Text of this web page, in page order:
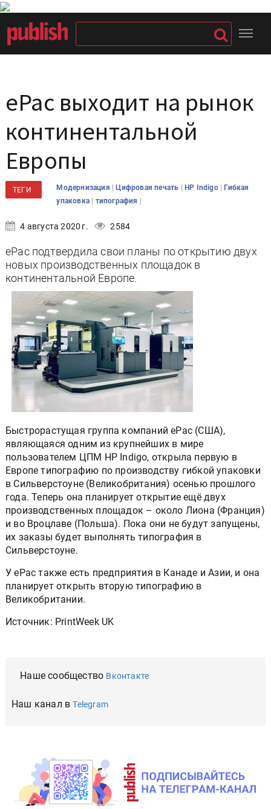
ePac выходит на рынок
континентальной
Европы
ТЕГИ Модернизация |Цифровая печать |HP Indigo |Гибкая
упаковка | типография |
4 августа 2020 г. 2584
ePac подтвердила свои планы по открытию двух
новых производственных площадок в
континентальной Европе.
Быстрорастущая группа компаний ePac (США),
являющаяся одним из крупнейших в мире
пользователем ЦПМ HP Indigo, открыла первую в
Европе типографию по производству гибкой упаковки
в Сильверстоуне (Великобритания) осенью прошлого
года. Теперь она планирует открытие ещё двух
производственных площадок – около Лиона (Франция)
и во Вроцлаве (Польша). Пока они не будут запущены,
их заказы будет выполнять типография в
Сильверстоуне.
У ePac также есть предприятия в Канаде и Азии, и она
планирует открыть вторую типографию в
Великобритании.
Источник: PrintWeek UK
Наше сообщество Вконтакте
Наш канал вTelegram